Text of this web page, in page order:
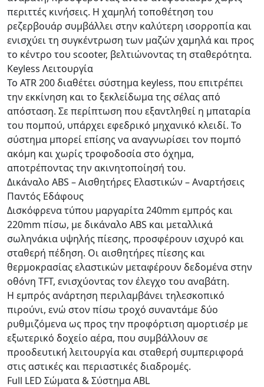
περιττές κινήσεις. Η χαμηλή τοποθέτηση του
ρεζερβουάρ συμβάλλει στην καλύτερη ισορροπία και
ενισχύει τη συγκέντρωση των μαζών χαμηλά και προς
το κέντρο του scooter, βελτιώνοντας τη σταθερότητα.
Keyless Λειτουργία
Το ATR 200 διαθέτει σύστημα keyless, που επιτρέπει
την εκκίνηση και το ξεκλείδωμα της σέλας από
απόσταση. Σε περίπτωση που εξαντληθεί η μπαταρία
του πομπού, υπάρχει εφεδρικό μηχανικό κλειδί. Το
σύστημα μπορεί επίσης να αναγνωρίσει τον πομπό
ακόμη και χωρίς τροφοδοσία στο όχημα,
αποτρέποντας την ακινητοποίησή του.
Δικάναλο ABS – Αισθητήρες Ελαστικών – Αναρτήσεις
Παντός Εδάφους
Δισκόφρενα τύπου μαργαρίτα 240mm εμπρός και
220mm πίσω, με δικάναλο ABS και μεταλλικά
σωληνάκια υψηλής πίεσης, προσφέρουν ισχυρό και
σταθερή πέδηση. Οι αισθητήρες πίεσης και
θερμοκρασίας ελαστικών μεταφέρουν δεδομένα στην
οθόνη TFT, ενισχύοντας τον έλεγχο του αναβάτη.
Η εμπρός ανάρτηση περιλαμβάνει τηλεσκοπικό
πιρούνι, ενώ στον πίσω τροχό συναντάμε δύο
ρυθμιζόμενα ως προς την προφόρτιση αμορτισέρ με
εξωτερικό δοχείο αέρα, που συμβάλλουν σε
προοδευτική λειτουργία και σταθερή συμπεριφορά
στις αστικές και περιαστικές διαδρομές.
Full LED Σώματα & Σύστημα ABL